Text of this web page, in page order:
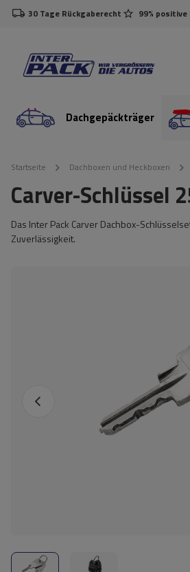
30 Tage Rückgaberecht 99%
Dachgepäckträger
Startseite Dachboxen und Heckboxen
Carver-Schlüssel
Das Inter Pack Carver Dachbox-
Zuverlässigkeit.